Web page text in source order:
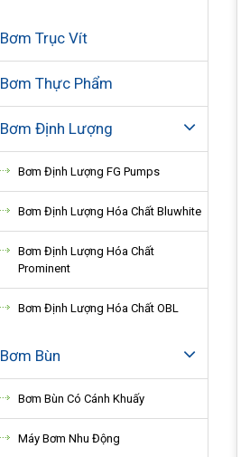
Bơm Trục Vít
Bơm Thực Phẩm
Bơm Định Lượng
Bơm Định Lượng FG Pumps
Bơm Định Lượng Hóa Chất Bluwhite
Bơm Định Lượng Hóa Chất
Prominent
Bơm Định Lượng Hóa Chất OBL
Bơm Bùn
Bơm Bùn Có Cánh Khuấy
Máy Bơm Nhu Động